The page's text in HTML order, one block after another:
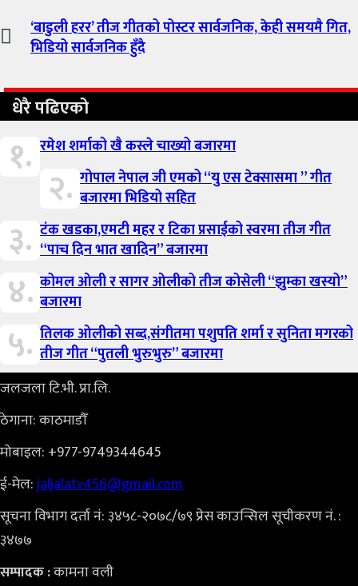
‘बाडुली हरर’ तीज गीतको पोस्टर सार्वजनिक, केही समयमै गित,
भिडियो सार्वजनिक हुँदै
धेरै पढिएको
१. रमेश शर्माको खै कस्ले चाख्यो बजारमा
२. गोपाल नेपाल जी एमको “यु एस टेक्सासमा ” गीत
बजारमा भिडियो सहित
३. टंक खडका,एमटी महर र टिका प्रसाईको स्वरमा तीज गीत
“पाच दिन भात खादिन” बजारमा
४. कोमल ओली र सागर ओलीको तीज कोसेली “झुम्का खस्यो”
बजारमा
५. तिलक ओलीको सब्द,संगीतमा पशुपति शर्मा र सुनिता मगरको
तीज गीत “पुतली भुरुभुरु” बजारमा
जलजला टि.भी. प्रा.लि.
ठेगाना: काठमाडौँ
मोबाइल: +977-9749344645
ई-मेल:jaljalatv456@gmail.com
सूचना विभाग दर्ता नं: ३४५८-२०७८/७९ प्रेस काउन्सिल सूचीकरण नं. :
३४७७
सम्पादक :कामना वली